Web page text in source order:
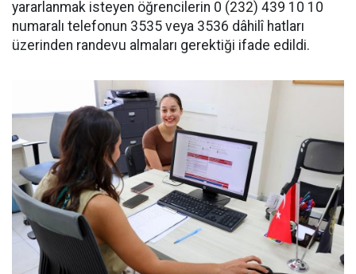
yararlanmak isteyen öğrencilerin 0 (232) 439 10 10
numaralı telefonun 3535 veya 3536 dâhilî hatları
üzerinden randevu almaları gerektiği ifade edildi.